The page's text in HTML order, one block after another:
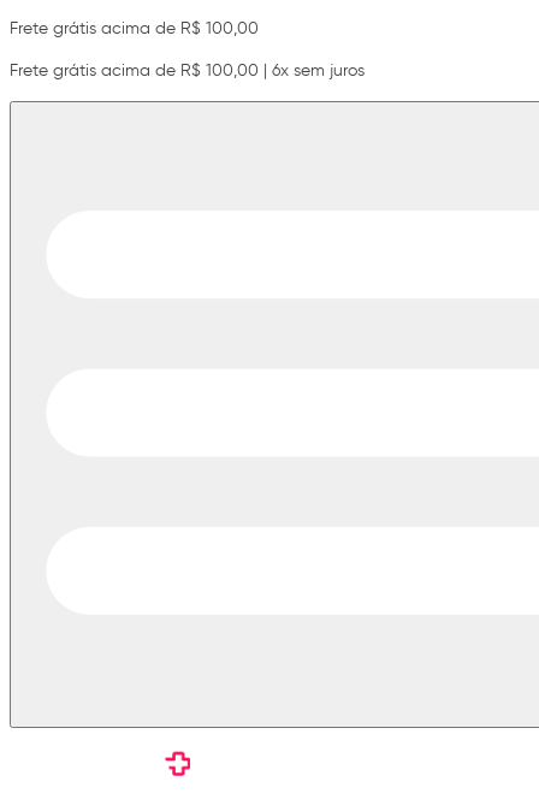
Frete grátis acima de R$ 100,00
Frete grátis acima de R$ 100,00 | 6x sem juros